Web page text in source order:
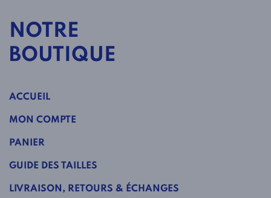
NOTRE
BOUTIQUE
ACCUEIL
MON COMPTE
PANIER
GUIDE DES TAILLES
LIVRAISON, RETOURS & ÉCHANGES